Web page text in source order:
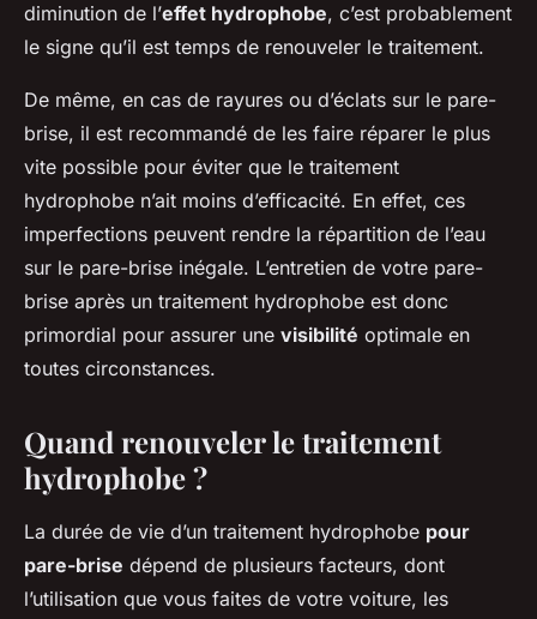
diminution de l’effet hydrophobe, c’est probablement
le signe qu’il est temps de renouveler le traitement.
De même, en cas de rayures ou d’éclats sur le pare-
brise, il est recommandé de les faire réparer le plus
vite possible pour éviter que le traitement
hydrophobe n’ait moins d’efficacité. En effet, ces
imperfections peuvent rendre la répartition de l’eau
sur le pare-brise inégale. L’entretien de votre pare-
brise après un traitement hydrophobe est donc
primordial pour assurer une visibilité optimale en
toutes circonstances.
Quand renouveler le traitement
hydrophobe ?
La durée de vie d’un traitement hydrophobe pour
pare-brise dépend de plusieurs facteurs, dont
l’utilisation que vous faites de votre voiture, les